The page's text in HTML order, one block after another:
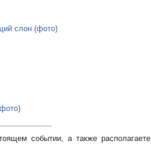
слон (фото)
событии, а также располагаете